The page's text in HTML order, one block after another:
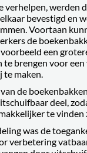
verhelpen, werden
bevestigd en
Voortaan
de
een
te brengen voor
maken.
de
deel,
te vinden
was de
verbetering